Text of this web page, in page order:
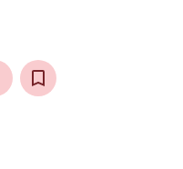
arrow_right